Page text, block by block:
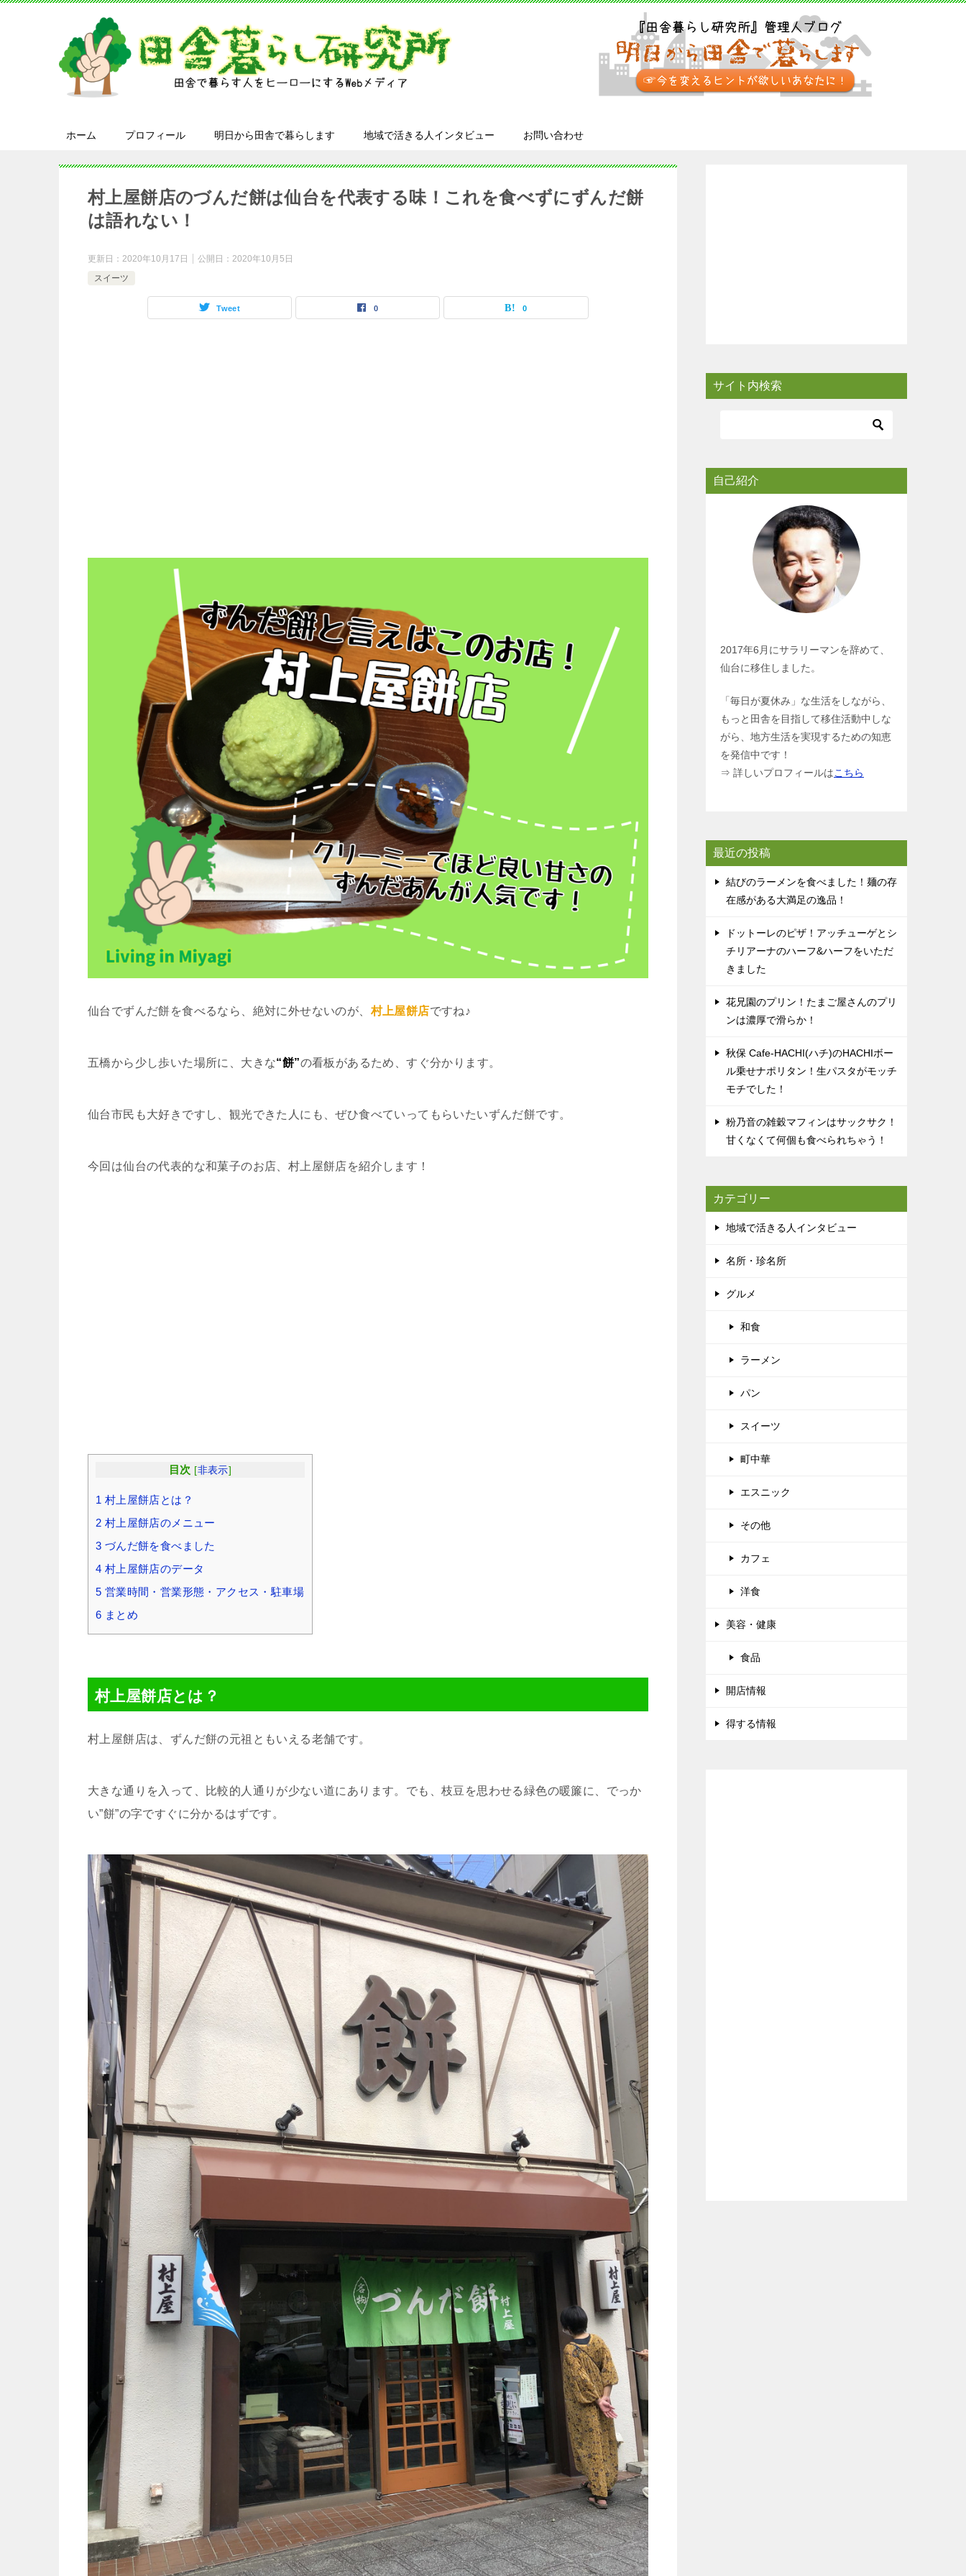
ホーム プロフィール 明日から田舎で暮らします 地域で活きる人インタビュー お問い合わせ
村上屋餅店のづんだ餅は仙台を代表する味！これを食べずにずんだ餅
は語れない！
更新日： 2020年10月17日 公開日： 2020年10月5日
スイーツ
Tweet 0 0
仙台でずんだ餅を食べるなら、絶対に外せないのが、村上屋餅店ですね♪
五橋から少し歩いた場所に、大きな“餅”の看板があるため、すぐ分かります。
仙台市民も大好きですし、観光できた人にも、ぜひ食べていってもらいたいずんだ餅です。
今回は仙台の代表的な和菓子のお店、村上屋餅店を紹介します！
目次 [非表示]
1 村上屋餅店とは？
2 村上屋餅店のメニュー
3 づんだ餅を食べました
4 村上屋餅店のデータ
5 営業時間・営業形態・アクセス・駐車場
6 まとめ
村上屋餅店とは？
村上屋餅店は、ずんだ餅の元祖ともいえる老舗です。
大きな通りを入って、比較的人通りが少ない道にあります。でも、枝豆を思わせる緑色の暖簾に、でっか
い”餅”の字ですぐに分かるはずです。
サイト内検索
自己紹介
2017年6月にサラリーマンを辞めて、
仙台に移住しました。
「毎日が夏休み」な生活をしながら、
もっと田舎を目指して移住活動中しな
がら、地方生活を実現するための知恵
を発信中です！
⇒ 詳しいプロフィールはこちら
最近の投稿
結びのラーメンを食べました！麺の存
在感がある大満足の逸品！
ドットーレのピザ！アッチューゲとシ
チリアーナのハーフ&ハーフをいただ
きました
花兄園のプリン！たまご屋さんのプリ
ンは濃厚で滑らか！
秋保 Cafe-HACHI(ハチ)のHACHIボー
ル乗せナポリタン！生パスタがモッチ
モチでした！
粉乃音の雑穀マフィンはサックサク！
甘くなくて何個も食べられちゃう！
カテゴリー
地域で活きる人インタビュー
名所・珍名所
グルメ
和食
ラーメン
パン
スイーツ
町中華
エスニック
その他
カフェ
洋食
美容・健康
食品
開店情報
得する情報